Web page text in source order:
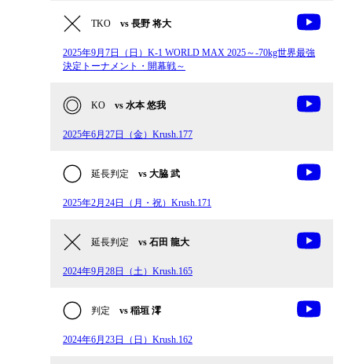
TKO vs 長野 将大
2025年9月7日（日）K-1 WORLD MAX 2025～-70kg世界最強
決定トーナメント・開幕戦～
KO vs 水本 悠我
2025年6月27日（金）Krush.177
延長判定 vs 大脇 武
2025年2月24日（月・祝）Krush.171
延長判定 vs 石田 龍大
2024年9月28日（土）Krush.165
判定 vs 稲垣 澪
2024年6月23日（日）Krush.162